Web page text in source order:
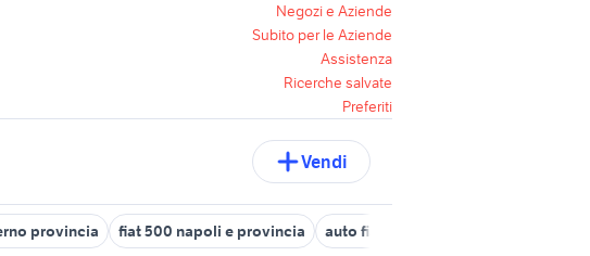
Negozi e Aziende
Subito per le Aziende
Assistenza
Ricerche salvate
Preferiti
Vendi
provincia fiat 500 napoli e provincia auto fiat 500 Campania